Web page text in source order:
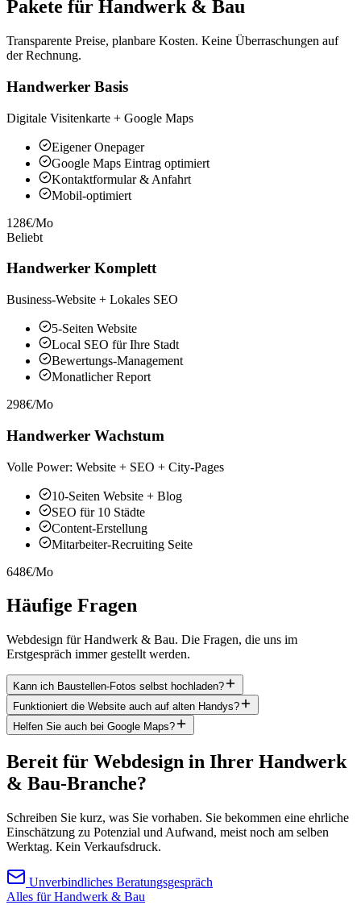
Pakete für Handwerk & Bau
Transparente Preise, planbare Kosten. Keine Überraschungen auf
der Rechnung.
Handwerker Basis
Digitale Visitenkarte + Google Maps
Eigener Onepager
Google Maps Eintrag optimiert
Kontaktformular & Anfahrt
Mobil-optimiert
128€/Mo
Beliebt
Handwerker Komplett
Business-Website + Lokales SEO
5-Seiten Website
Local SEO für Ihre Stadt
Bewertungs-Management
Monatlicher Report
298€/Mo
Handwerker Wachstum
Volle Power: Website + SEO + City-Pages
10-Seiten Website + Blog
SEO für 10 Städte
Content-Erstellung
Mitarbeiter-Recruiting Seite
648€/Mo
Häufige Fragen
Webdesign für Handwerk & Bau. Die Fragen, die uns im
Erstgespräch immer gestellt werden.
Kann ich Baustellen-Fotos selbst hochladen?
Funktioniert die Website auch auf alten Handys?
Helfen Sie auch bei Google Maps?
Bereit für Webdesign in Ihrer Handwerk
& Bau-Branche?
Schreiben Sie kurz, was Sie vorhaben. Sie bekommen eine ehrliche
Einschätzung zu Potenzial und Aufwand, meist noch am selben
Werktag. Kein Verkaufsdruck.
Unverbindliches Beratungsgespräch
Alles für Handwerk & Bau